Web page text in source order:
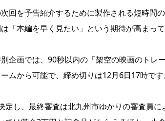
回を予告紹介するために製作される短時間
「本編を早く見たい」という期待が高まっ
企画では、90秒以内の「架空の映画のトレ
ムから可能で、締め切りは12月6日17時です
し、最終審査は北九州市ゆかりの審査員に